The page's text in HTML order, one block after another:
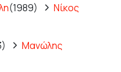
(1989)
Νίκος
Μανώλης